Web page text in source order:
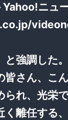
ニュ
強調した。
さん、こ
れ、光栄
く離任する